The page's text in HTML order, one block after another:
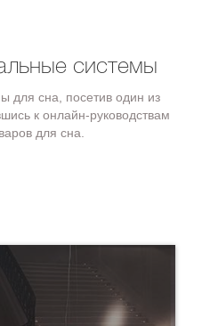
системы
для сна, посетив один из
к онлайн-руководствам
для сна.